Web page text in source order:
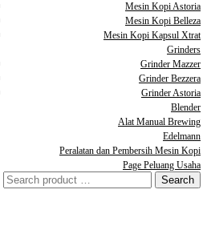
Mesin Kopi Astoria
Mesin Kopi Belleza
Mesin Kopi Kapsul Xtrat
Grinders
Grinder Mazzer
Grinder Bezzera
Grinder Astoria
Blender
Alat Manual Brewing
Edelmann
Peralatan dan Pembersih Mesin Kopi
Page Peluang Usaha